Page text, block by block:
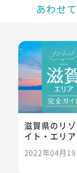
あわせ
滋賀県のリゾー
滋賀県のリ
イト・エリ
2022年04月19